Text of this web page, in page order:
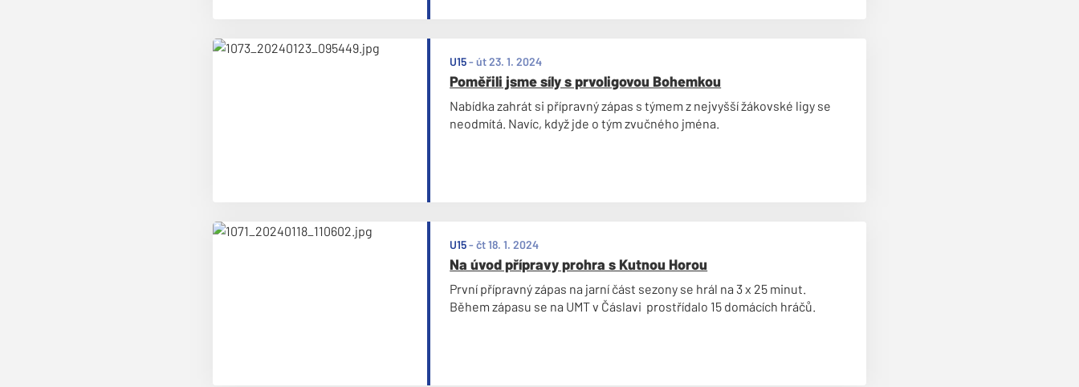
U15-út 23. 1. 2024
Poměřili jsme síly s prvoligovou Bohemkou
Nabídka zahrát si přípravný zápas s týmem z nejvyšší žákovské ligy se
neodmítá. Navíc, když jde o tým zvučného jména.
U15-čt 18. 1. 2024
Na úvod přípravy prohra s Kutnou Horou
První přípravný zápas na jarní část sezony se hrál na 3 x 25 minut.
Během zápasu se na UMT v Čáslavi prostřídalo 15 domácích hráčů.